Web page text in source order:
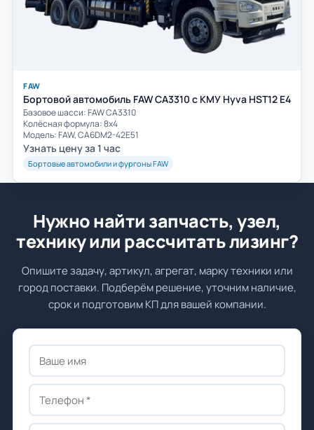
FAW
Бортовой автомобиль FAW CA3310 с КМУ Hyva HST12 E4
Базовое шасси: FAW СА3310
Колёсная формула: 8х4
Модель: FAW, CA6DM2-42E51
Узнать цену за 1 час
Бортовые автомобили и фургоны FAW
Нужно найти запчасть, узел,
технику или рассчитать лизинг?
Опишите задачу, артикул, агрегат, марку техники или
город поставки. Подберём решение, уточним наличие,
срок и подготовим КП для вашей компании.